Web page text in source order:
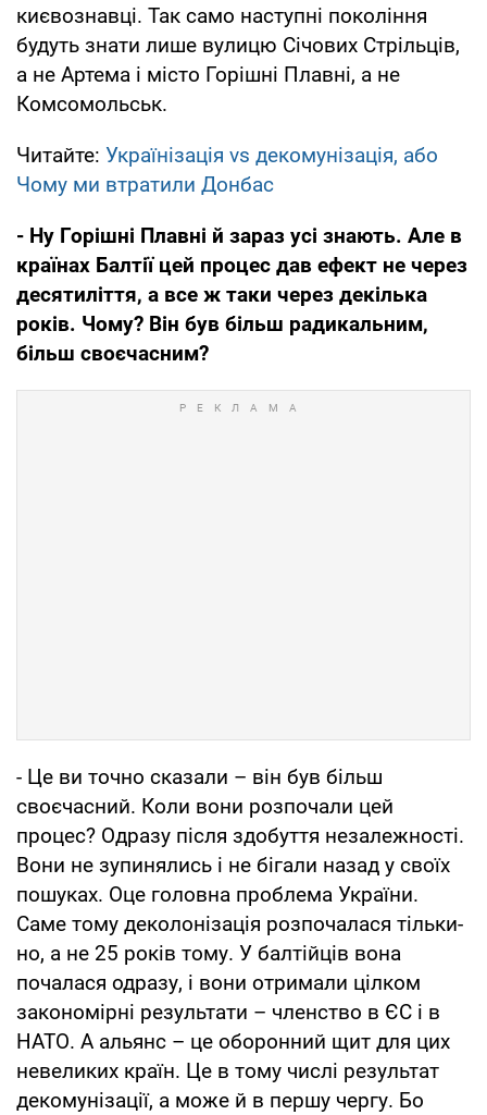
києвознавці. Так само наступні покоління
будуть знати лише вулицю Січових Стрільців,
а не Артема і місто Горішні Плавні, а не
Комсомольськ.
Читайте: Українізація vs декомунізація, або
Чому ми втратили Донбас
- Ну Горішні Плавні й зараз усі знають. Але в
країнах Балтії цей процес дав ефект не через
десятиліття, а все ж таки через декілька
років. Чому? Він був більш радикальним,
більш своєчасним?
- Це ви точно сказали – він був більш
своєчасний. Коли вони розпочали цей
процес? Одразу після здобуття незалежності.
Вони не зупинялись і не бігали назад у своїх
пошуках. Оце головна проблема України.
Саме тому деколонізація розпочалася тільки-
но, а не 25 років тому. У балтійців вона
почалася одразу, і вони отримали цілком
закономірні результати – членство в ЄС і в
НАТО. А альянс – це оборонний щит для цих
невеликих країн. Це в тому числі результат
декомунізації, а може й в першу чергу. Бо